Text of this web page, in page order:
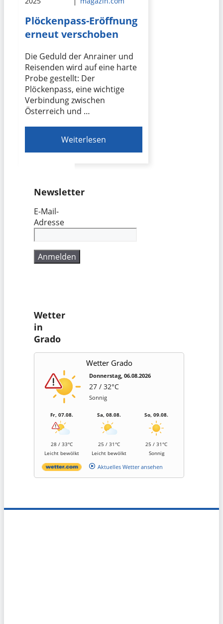
Plöckenpass-Eröffnung
erneut verschoben
Die Geduld der Anrainer und
Reisenden wird auf eine harte
Probe gestellt: Der
Plöckenpass, eine wichtige
Verbindung zwischen
Österreich und …
Weiterlesen
Newsletter
E-Mail-
Adresse
Wetter
in
Grado
Wetter Grado
Donnerstag, 06.08.2026
27 / 32°C
Sonnig
Fr, 07.08.
28 / 33°C
Leicht bewölkt
Sa, 08.08.
25 / 31°C
Leicht bewölkt
So, 09.08.
25 / 31°C
Sonnig
Aktuelles Wetter ansehen